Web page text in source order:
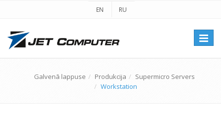
EN RU
Galvenā lappuse Produkcija
Supermicro Servers
Workstation